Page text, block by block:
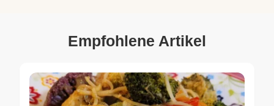
Empfohlene Artikel